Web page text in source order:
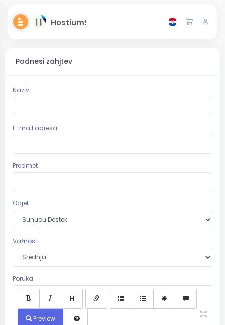
Hostium!
Podnesi zahjtev
Naziv
E-mail adresa
Predmet
Odjel
Važnost
Poruka
Preview